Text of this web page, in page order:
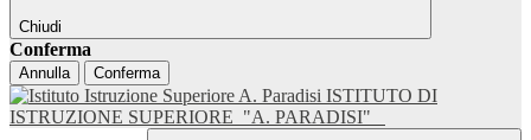
Chiudi
Conferma
Annulla Conferma
ISTITUTO DI
ISTRUZIONE SUPERIORE "A. PARADISI"